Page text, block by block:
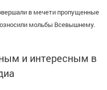
в мечети пропущенные
мольбы Всевышнему.
и интересным в